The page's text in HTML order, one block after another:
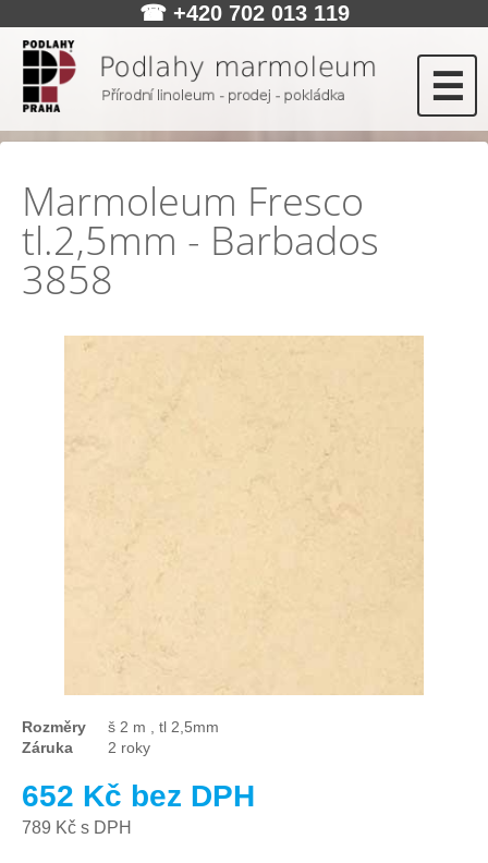
☎+420 702 013 119
☰
Marmoleum Fresco
tl.2,5mm - Barbados
3858
Rozměry
š 2 m , tl 2,5mm
Záruka
2 roky
652 Kč bez DPH
789 Kč s DPH